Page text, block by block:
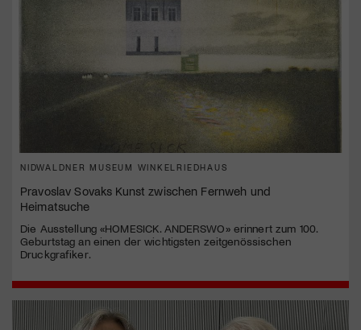
NIDWALDNER MUSEUM WINKELRIEDHAUS
Pravoslav Sovaks Kunst zwischen Fernweh und
Heimatsuche
Die Ausstellung «HOMESICK. ANDERSWO» erinnert zum 100.
Geburtstag an einen der wichtigsten zeitgenössischen
Druckgrafiker.